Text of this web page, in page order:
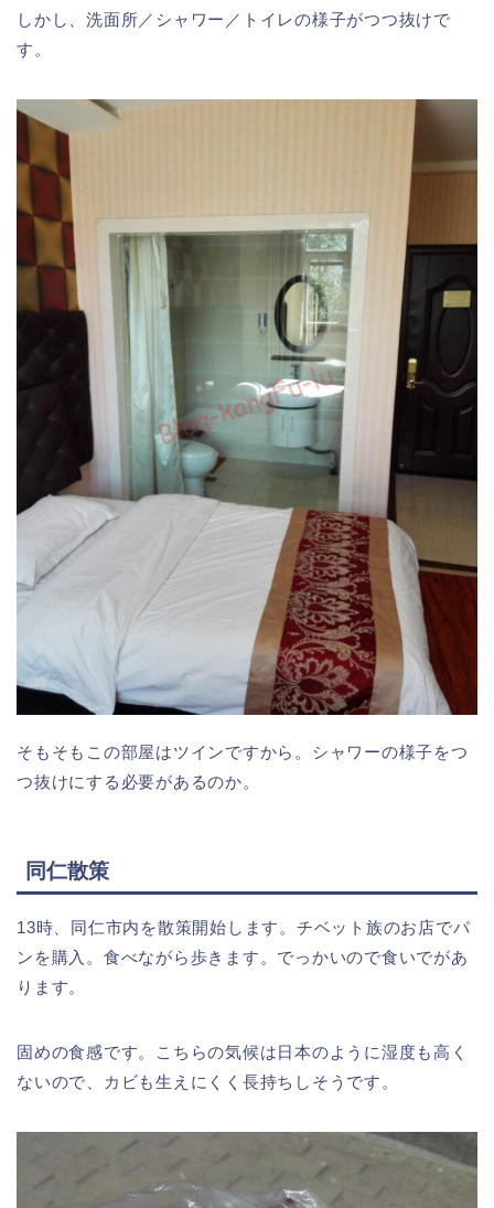
しかし、洗面所／シャワー／トイレの様子がつつ抜けで
す。
そもそもこの部屋はツインですから。シャワーの様子をつ
つ抜けにする必要があるのか。
同仁散策
13時、同仁市内を散策開始します。チベット族のお店でパ
ンを購入。食べながら歩きます。でっかいので食いでがあ
ります。
固めの食感です。こちらの気候は日本のように湿度も高く
ないので、カビも生えにくく長持ちしそうです。